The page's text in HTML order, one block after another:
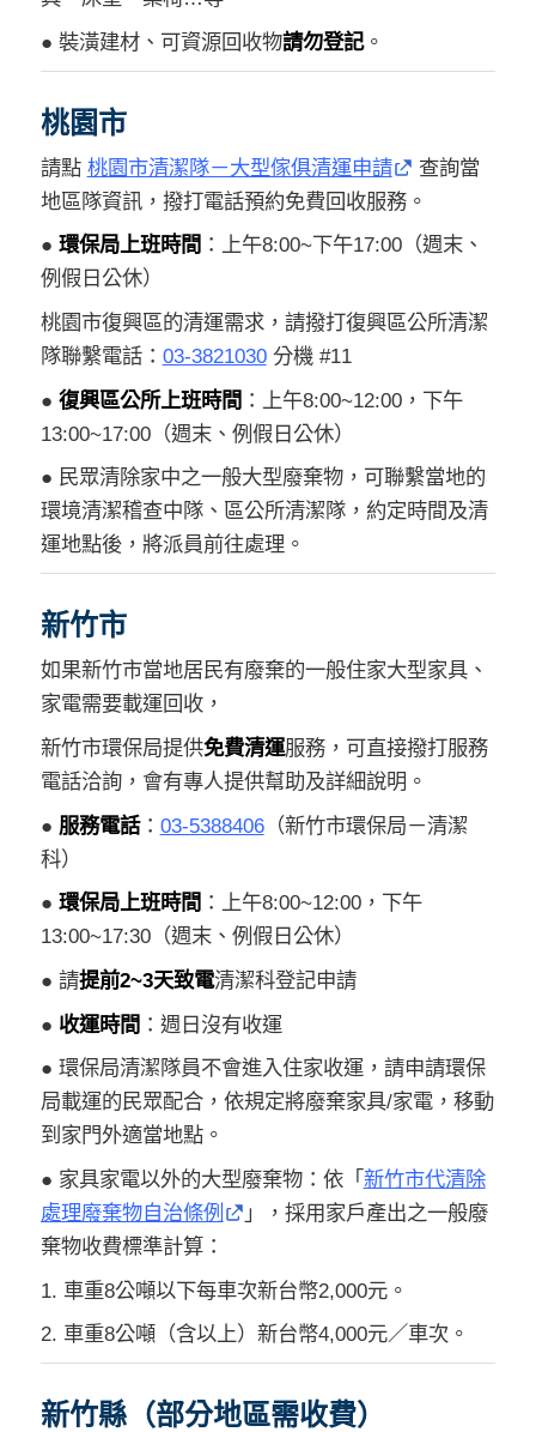
● 裝潢建材、可資源回收物請勿登記。
桃園市
請點 桃園市清潔隊－大型傢俱清運申請
查詢當
地區隊資訊，撥打電話預約免費回收服務。
● 環保局上班時間 ：上午8:00~下午17:00（週末、
例假日公休）
桃園市復興區的清運需求，請撥打復興區公所清潔
隊聯繫電話： 03-3821030分機 #11
● 復興區公所上班時間 ：上午8:00~12:00，下午
13:00~17:00（週末、例假日公休）
● 民眾清除家中之一般大型廢棄物，可聯繫當地的
環境清潔稽查中隊、區公所清潔隊，約定時間及清
運地點後，將派員前往處理。
新竹市
如果新竹市當地居民有廢棄的一般住家大型家具、
家電需要載運回收，
新竹市環保局提供免費清運服務，可直接撥打服務
電話洽詢，會有專人提供幫助及詳細說明。
● 服務電話： 03-5388406（新竹市環保局－清潔
科）
● 環保局上班時間 ：上午8:00~12:00，下午
13:00~17:30（週末、例假日公休）
● 請提前2~3天致電清潔科登記申請
● 收運時間 ：週日沒有收運
● 環保局清潔隊員不會進入住家收運，請申請環保
局載運的民眾配合，依規定將廢棄家具/家電，移動
到家門外適當地點。
● 家具家電以外的大型廢棄物：依「 新竹市代清除
處理廢棄物自治條例
」，採用家戶產出之一般廢
棄物收費標準計算：
1. 車重8公噸以下每車次新台幣2,000元。
2. 車重8公噸（含以上）新台幣4,000元／車次。
新竹縣（部分地區需收費）